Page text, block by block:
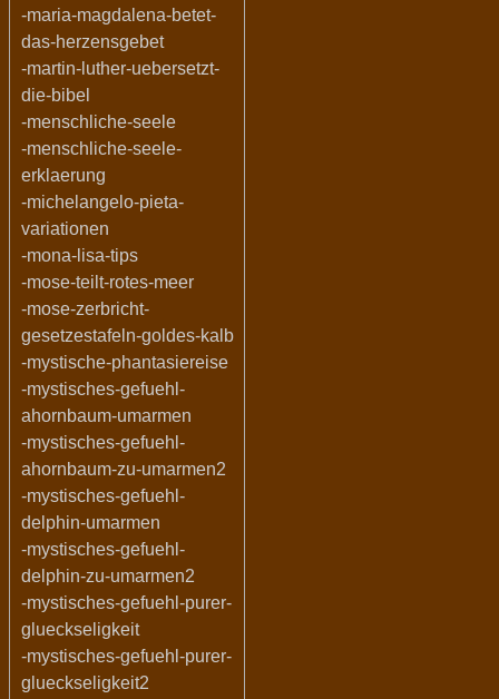
-maria-magdalena-betet-
das-herzensgebet
-martin-luther-uebersetzt-
die-bibel
-menschliche-seele
-menschliche-seele-
erklaerung
-michelangelo-pieta-
variationen
-mona-lisa-tips
-mose-teilt-rotes-meer
-mose-zerbricht-
gesetzestafeln-goldes-kalb
-mystische-phantasiereise
-mystisches-gefuehl-
ahornbaum-umarmen
-mystisches-gefuehl-
ahornbaum-zu-umarmen2
-mystisches-gefuehl-
delphin-umarmen
-mystisches-gefuehl-
delphin-zu-umarmen2
-mystisches-gefuehl-purer-
glueckseligkeit
-mystisches-gefuehl-purer-
glueckseligkeit2